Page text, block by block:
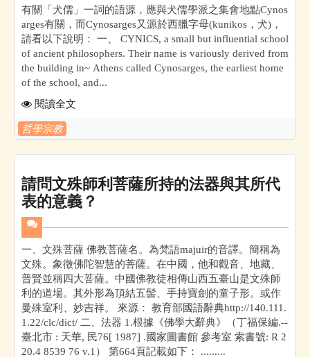
有關「犬儒」一詞的語源，應與犬儒學派之集會地點Cynos
arges有關，而Cynosarges又源於西臘字母(kunikos，犬)，
請看以下說明： 一、 CYNICS, a small but influential school
of ancient philosophers. Their name is variously derived from
the building in~ Athens called Cynosarges, the earliest home
of the school, and...
閱讀全文
哲學宗教
請問文殊師利菩薩所持的法器與其所代
表的意義？
一、文殊菩薩 佛教菩薩名。為梵語majuir的音譯。簡稱為
文殊。象徵佛陀智慧的菩薩。在中國，他和觀音、地藏、
普賢並稱四大菩薩。中國佛教徒相傳山西五臺山是文殊師
利的道場。其外形為頂結五髻、手持寶劍的童子形。或作
曼殊室利、妙吉祥。 來源： 教育部國語辭典http://140.111.
1.22/clc/dict/ 二、法器 1.根據《佛學大辭典》（丁福保編.--
臺北市 : 天華, 民76[ 1987] .國家圖書館 參考室 索書號: R 2
20.4 8539 76 v.1） 第664頁記載如下： .........